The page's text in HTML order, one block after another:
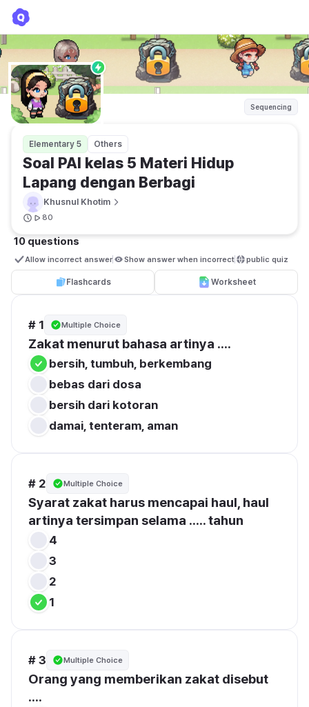
Sequencing
Elementary 5 Others
Soal PAI kelas 5 Materi Hidup
Lapang dengan Berbagi
Khusnul Khotim
80
10 questions
Allow incorrect answer Show answer when incorrect public quiz
Flashcards Worksheet
# 1 Multiple Choice
Zakat menurut bahasa artinya ....
bersih, tumbuh, berkembang
bebas dari dosa
bersih dari kotoran
damai, tenteram, aman
# 2 Multiple Choice
Syarat zakat harus mencapai haul, haul
artinya tersimpan selama ..... tahun
4
3
2
1
# 3 Multiple Choice
Orang yang memberikan zakat disebut
....